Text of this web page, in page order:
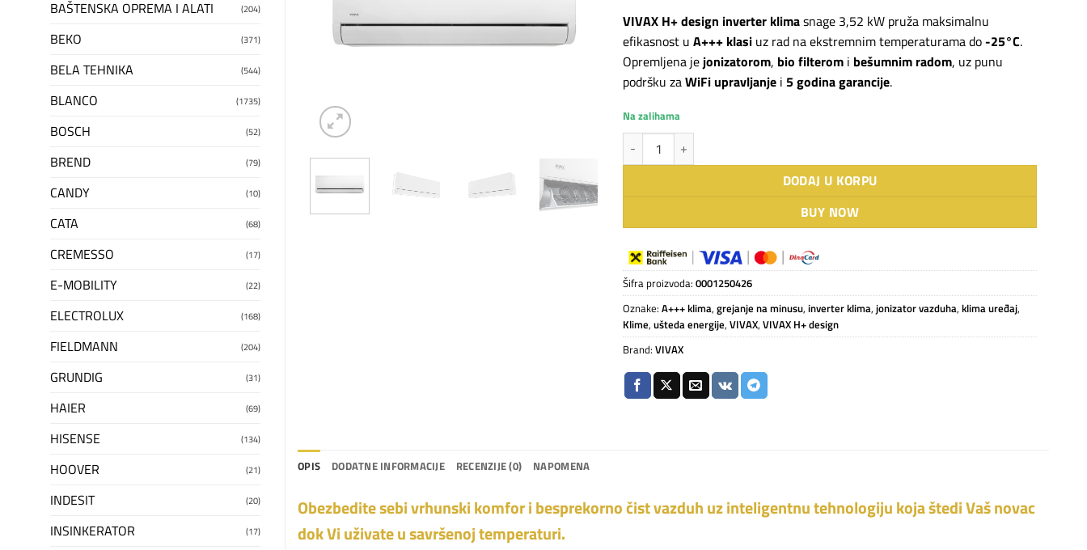
BAŠTENSKA OPREMA I ALATI (204)
BEKO (371)
BELA TEHNIKA (544)
BLANCO (1735)
BOSCH (52)
BREND (79)
CANDY (10)
CATA (68)
CREMESSO (17)
E-MOBILITY (22)
ELECTROLUX (168)
FIELDMANN (204)
GRUNDIG (31)
HAIER (69)
HISENSE (134)
HOOVER (21)
INDESIT (20)
INSINKERATOR (17)
bila:
74.790 RSD.
63.990 RSD.
VIVAX H+ design inverter klimasnage 3,52 kW pruža maksimalnu
efikasnost uA+++ klasi uz rad na ekstremnim temperaturama do-25°C.
Opremljena jejonizatorom, bio filterom i bešumnim radom, uz punu
podršku zaWiFi upravljanje i5 godina garancije.
Na zalihama
VIVAX COOL inverter klima ACP-12CH35AEHI+ R32 količina
DODAJ U KORPU
BUY NOW
Šifra proizvoda:0001250426
Oznake:A+++ klima,grejanje na minusu,inverter klima,jonizator vazduha,klima uređaj,
Klime,ušteda energije,VIVAX,VIVAX H+ design
Brand:VIVAX
OPIS DODATNE INFORMACIJE RECENZIJE (0) NAPOMENA
Obezbedite sebi vrhunski komfor i besprekorno čist vazduh uz inteligentnu tehnologiju koja štedi Vaš novac
dok Vi uživate u savršenoj temperaturi.